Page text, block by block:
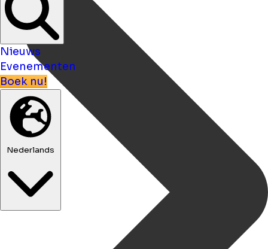
Nieuws
Evenementen
Boek nu!
Nederlands